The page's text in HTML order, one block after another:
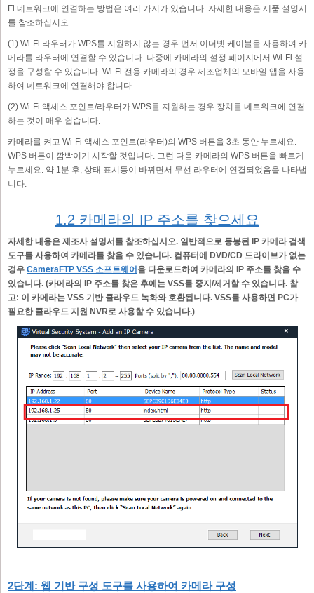
Fi 네트워크에 연결하는 방법은 여러 가지가 있습니다. 자세한 내용은 제품 설명서
를 참조하십시오.
(1) Wi-Fi 라우터가 WPS를 지원하지 않는 경우 먼저 이더넷 케이블을 사용하여 카
메라를 라우터에 연결할 수 있습니다. 나중에 카메라의 설정 페이지에서 Wi-Fi 설
정을 구성할 수 있습니다. Wi-Fi 전용 카메라의 경우 제조업체의 모바일 앱을 사용
하여 네트워크에 연결해야 합니다.
(2) Wi-Fi 액세스 포인트/라우터가 WPS를 지원하는 경우 장치를 네트워크에 연결
하는 것이 매우 쉽습니다.
카메라를 켜고 Wi-Fi 액세스 포인트(라우터)의 WPS 버튼을 3초 동안 누르세요.
WPS 버튼이 깜빡이기 시작할 것입니다. 그런 다음 카메라의 WPS 버튼을 빠르게
누르세요. 약 1분 후, 상태 표시등이 바뀌면서 무선 라우터에 연결되었음을 나타냅
니다.
1.2 카메라의 IP 주소를 찾으세요
자세한 내용은 제조사 설명서를 참조하십시오. 일반적으로 동봉된 IP 카메라 검색
도구를 사용하여 카메라를 찾을 수 있습니다. 컴퓨터에 DVD/CD 드라이브가 없는
경우 CameraFTP VSS 소프트웨어을 다운로드하여 카메라의 IP 주소를 찾을 수
있습니다. (카메라의 IP 주소를 찾은 후에는 VSS를 중지/제거할 수 있습니다. 참
고: 이 카메라는 VSS 기반 클라우드 녹화와 호환됩니다. VSS를 사용하면 PC가
필요한 클라우드 지원 NVR로 사용할 수 있습니다.)
2단계: 웹 기반 구성 도구를 사용하여 카메라 구성